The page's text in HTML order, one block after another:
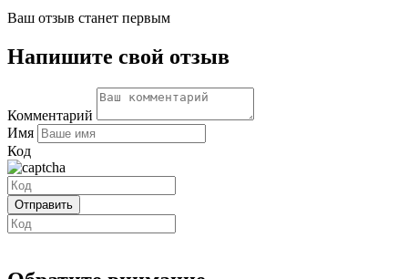
Ваш отзыв станет первым
Напишите свой отзыв
Комментарий
Имя
Код